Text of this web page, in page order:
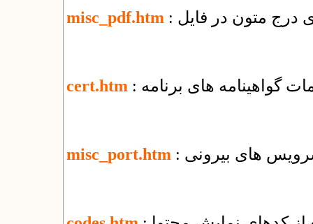
misc_pdf.htm
cert.htm گواهینامه های برنامه
misc_port.htm های بیرونی